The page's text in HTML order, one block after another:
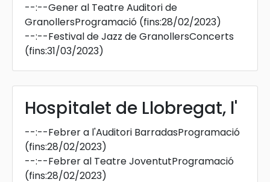
--:--Gener al Teatre Auditori de
GranollersProgramació (fins:28/02/2023)
--:--Festival de Jazz de GranollersConcerts
(fins:31/03/2023)
Hospitalet de Llobregat, l'
--:--Febrer a l'Auditori BarradasProgramació
(fins:28/02/2023)
--:--Febrer al Teatre JoventutProgramació
(fins:28/02/2023)